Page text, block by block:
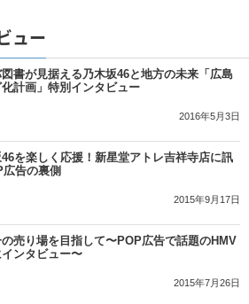
ュー
書が見据える乃木坂46と地方の未来「広島
計画」特別インタビュー
2016年5月3日
を楽しく応援！新星堂アトレ吉祥寺店に訊
広告の裏側
2015年9月17日
の売り場を目指して〜POP広告で話題のHMV
ンタビュー〜
2015年7月26日